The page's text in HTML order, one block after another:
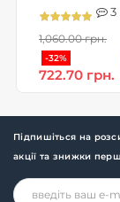
3
1,060.00 грн.
-32%
722.70 грн.
Підпишіться на
акції та знижки